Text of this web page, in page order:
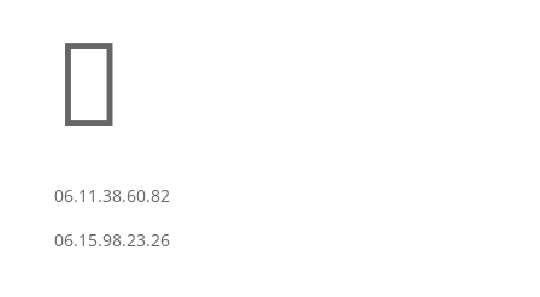

06.11.38.60.82
06.15.98.23.26